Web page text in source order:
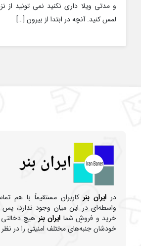
و مدتی ویلا داری نکنید نمی تونید از
لمس کنید. آنچه در ابتدا از بیرون […]
در ایران بنر کاربران مستقیماً با هم
واسطه‌ای در این میان وجود ندارد،
خرید و فروشِ شما ایران بنر هیچ دخالتی
خودشان جنبه‌های مختلف امنیتی را در نظر